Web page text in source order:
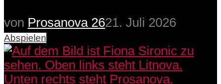
von Prosanova 2621. Juli 2026
Abspielen